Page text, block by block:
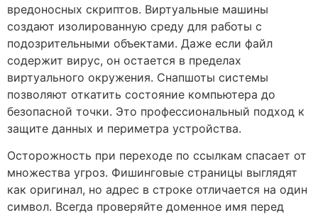
вредоносных скриптов. Виртуальные машины
создают изолированную среду для работы с
подозрительными объектами. Даже если файл
содержит вирус, он остается в пределах
виртуального окружения. Снапшоты системы
позволяют откатить состояние компьютера до
безопасной точки. Это профессиональный подход к
защите данных и периметра устройства.
Осторожность при переходе по ссылкам спасает от
множества угроз. Фишинговые страницы выглядят
как оригинал, но адрес в строке отличается на один
символ. Всегда проверяйте доменное имя перед